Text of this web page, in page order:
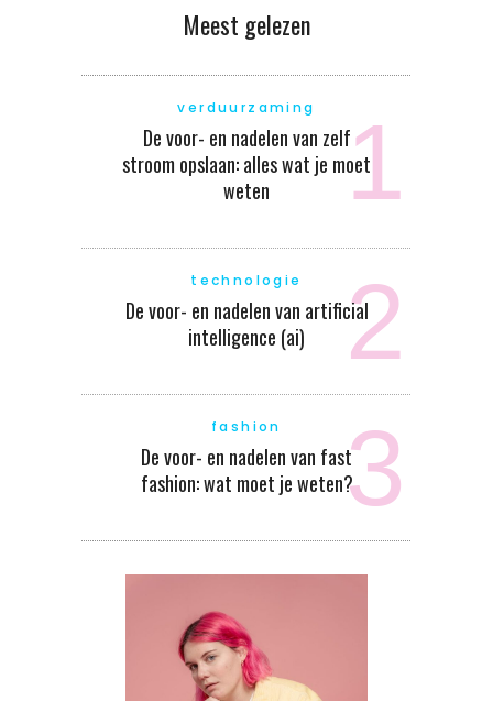
Meest gelezen
verduurzaming
De voor- en nadelen van zelf
stroom opslaan: alles wat je moet
weten
technologie
De voor- en nadelen van artificial
intelligence (ai)
fashion
De voor- en nadelen van fast
fashion: wat moet je weten?